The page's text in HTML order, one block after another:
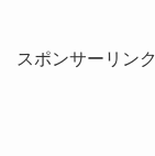
スポンサーリンク